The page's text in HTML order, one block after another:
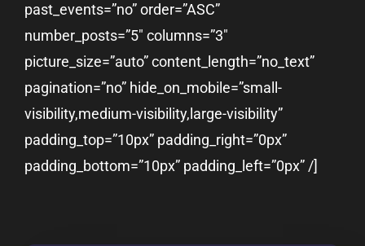
past_events=”no” order=”ASC”
number_posts=”5″ columns=”3″
picture_size=”auto” content_length=”no_text”
pagination=”no” hide_on_mobile=”small-
visibility,medium-visibility,large-visibility”
padding_top=”10px” padding_right=”0px”
padding_bottom=”10px” padding_left=”0px” /]